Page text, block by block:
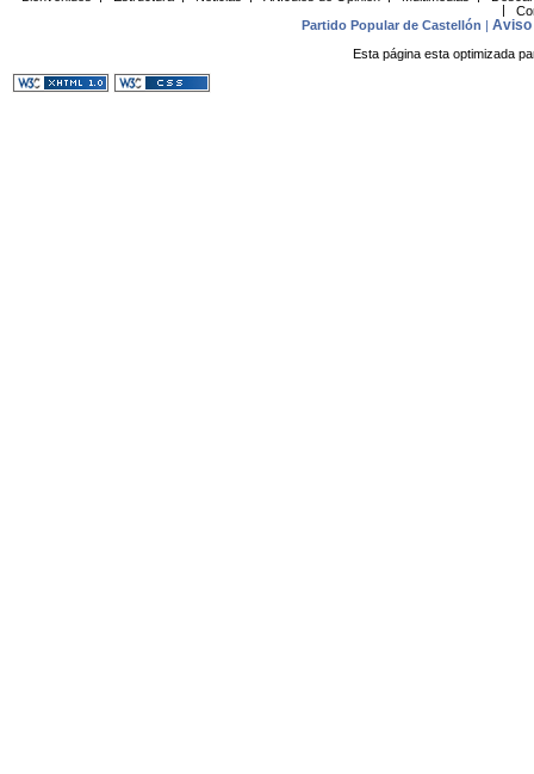
|
Partido Popular de Castellón |Aviso
Esta página esta optimizada